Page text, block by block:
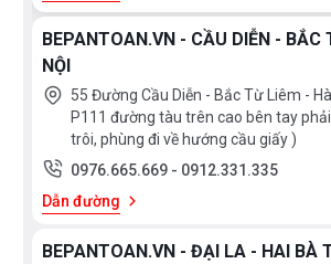
BEPANTOAN.VN - CẦU DIỄN - BẮC
NỘI
55 Đường Cầu Diễn - Bắc Từ Liêm -
P111 đường tàu trên cao bên tay
trôi, phùng đi về hướng cầu giấy )
0976.665.669 - 0912.331.335
Dẫn đường
BEPANTOAN.VN - ĐẠI LA - HAI BÀ